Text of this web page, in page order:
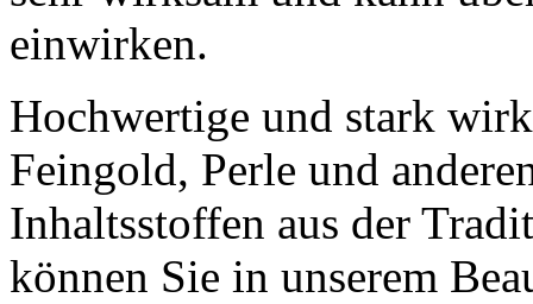
einwirken.
Hochwertige und stark
Feingold, Perle und
Inhaltsstoffen aus der
können Sie in unserem